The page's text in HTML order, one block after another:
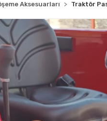
Aksesuarları Traktör